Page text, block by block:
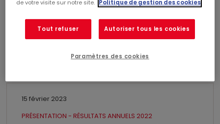
Présentation - Résultats semestriels 2023 (Format
PDF)
15 février 2023
PRÉSENTATION - RÉSULTATS ANNUELS 2022
de votre visite sur notre site. Politique de gestion des cookies
Tout refuser Autoriser tous les cookies
Paramètres des cookies